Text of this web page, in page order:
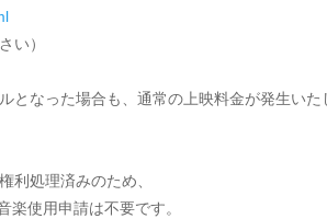
い）
となった場合も、通常の上映料金が発生いた
利処理済みのため、
楽使用申請は不要です。